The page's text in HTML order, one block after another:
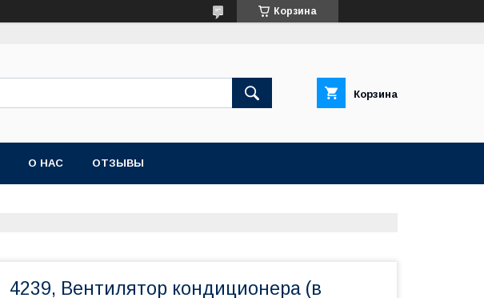
Корзина
Корзина
О НАС ОТЗЫВЫ
4239, Вентилятор кондиционера (в